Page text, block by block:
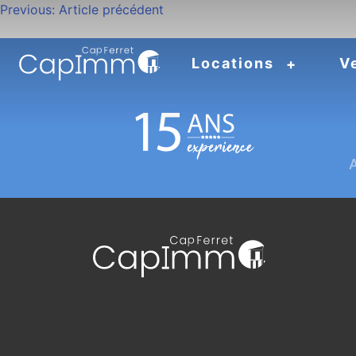
Locations
Navigation
de
l’article
Previous: Article précédent